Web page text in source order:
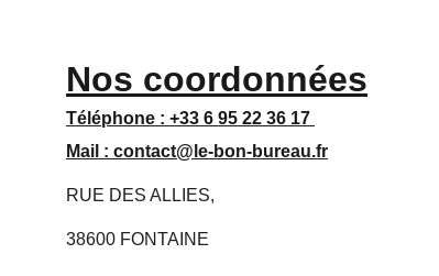
Téléphone : +33 6 95 22 36 17
Mail : contact@le-bon-bureau.fr
RUE DES ALLIES,
38600 FONTAINE
Nos coordonnées